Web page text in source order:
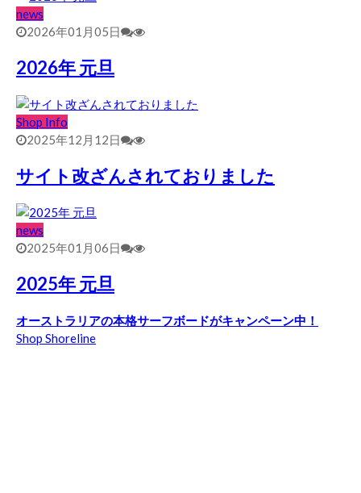
news
2026年01月05日
2026年 元旦
Shop Info
2025年12月12日
サイト改ざんされておりました
news
2025年01月06日
2025年 元旦
オーストラリアの本格サーフボードがキャンペーン中！
Shop Shoreline